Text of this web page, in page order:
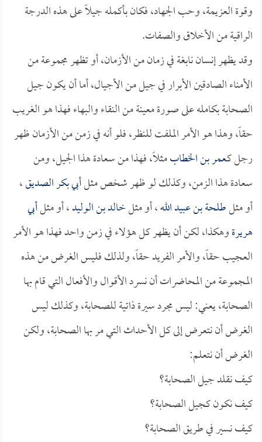
وقوة العزيمة، وحب الجهاد، فكان بأكمله جيلاً على هذه الدرجة
الراقية من الأخلاق والصفات.
وقد يظهر إنسان نابغة في زمان من الأزمان، أو تظهر مجموعة من
الأمناء الصادقين الأبرار في جيل من الأجيال، أما أن يكون جيل
الصحابة بكامله على صورة معينة من النقاء والبهاء فهذا هو الغريب
حقاً، وهذا هو الأمر الملفت للنظر، فلو أنه في زمن من الأزمان ظهر
رجل كـعمر بن الخطابمثلاً، فهذا من سعادة هذا الجيل، ومن
سعادة هذا الزمن، وكذلك لو ظهر شخص مثلأبي بكر الصديق،
أو مثلطلحة بن عبيد الله، أو مثلخالد بن الوليد، أو مثلأبي
هريرةوهكذا، لكن أن يظهر كل هؤلاء في زمن واحد فهذا هو الأمر
العجيب حقاً، والأمر الفريد حقاً، ولذلك فليس الغرض من هذه
المجموعة من المحاضرات أن نسرد الأقوال والأفعال التي قام بها
الصحابة، يعني: ليس مجرد سيرة ذاتية للصحابة، وكذلك ليس
الغرض أن نتعرض إلى كل الأحداث التي مر بها الصحابة، ولكن
الغرض أن نتعلم:
كيف نقلد جيل الصحابة؟
كيف نكون كجيل الصحابة؟
كيف نسير في طريق الصحابة؟